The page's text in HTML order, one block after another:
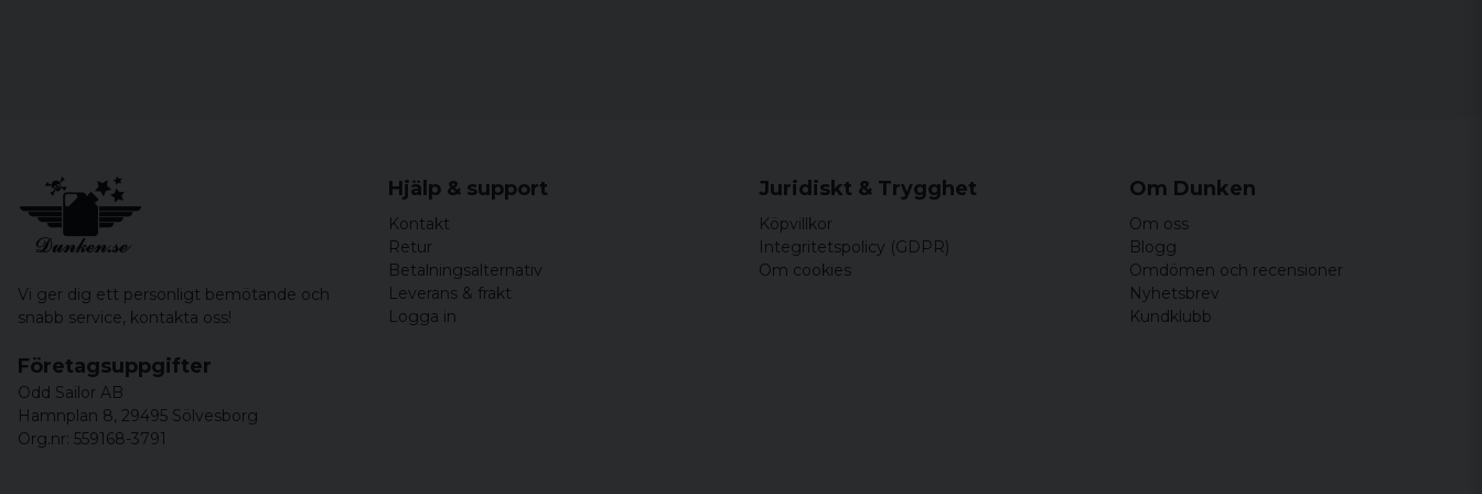
Vi ger dig ett personligt bemötande och
snabb service, kontakta oss!
Hjälp & support
Kontakt
Retur
Betalningsalternativ
Leverans & frakt
Logga in
Juridiskt & Trygghet
Köpvillkor
Integritetspolicy (GDPR)
Om cookies
Om Dunken
Om oss
Blogg
Omdömen och recensioner
Nyhetsbrev
Kundklubb
Företagsuppgifter
Odd Sailor AB
Hamnplan 8, 29495 Sölvesborg
Org.nr: 559168-3791